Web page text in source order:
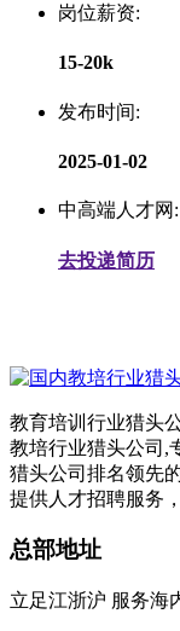
岗位薪资:
15-20k
发布时间:
2025-01-02
中高端人才网:
去投递简历
教育培训行业猎头
教培行业猎头公司,
猎头公司排名领先
提供人才招聘服务
总部地址
立足江浙沪 服务海